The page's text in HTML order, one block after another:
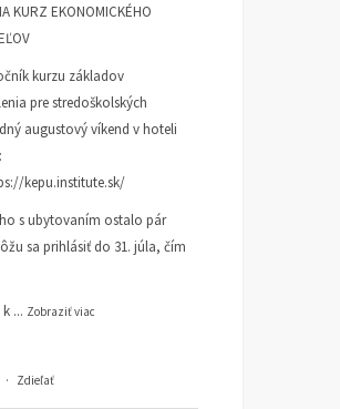
KURZ EKONOMICKÉHO
kurzu základov
pre stredoškolských
augustový víkend v hoteli
kepu.institute.sk/
s ubytovaním ostalo pár
sa prihlásiť do 31. júla, čím
k ... Zobraziť viac
· Zdieľať